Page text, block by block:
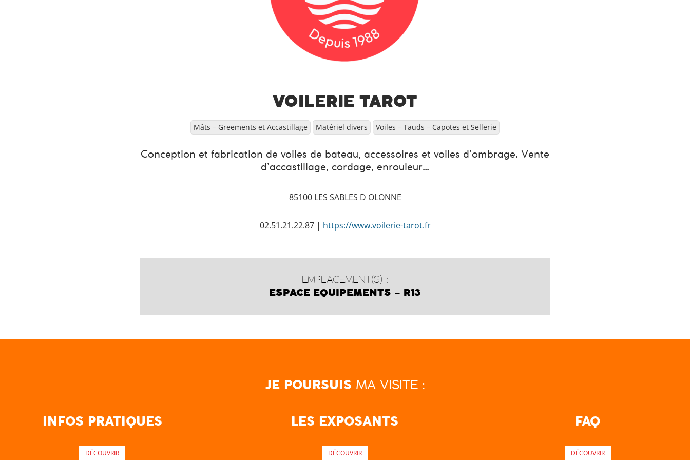
VOILERIE TAROT
Mâts – Greements et Accastillage Matériel divers Voiles – Tauds – Capotes et Sellerie
Conception et fabrication de voiles de bateau, accessoires et voiles d’ombrage. Vente
d’accastillage, cordage, enrouleur…
85100 LES SABLES D OLONNE
02.51.21.22.87 | https://www.voilerie-tarot.fr
EMPLACEMENT(S) :
ESPACE EQUIPEMENTS – R13
JE POURSUIS MA VISITE :
INFOS PRATIQUES
DÉCOUVRIR
LES EXPOSANTS
DÉCOUVRIR
FAQ
DÉCOUVRIR